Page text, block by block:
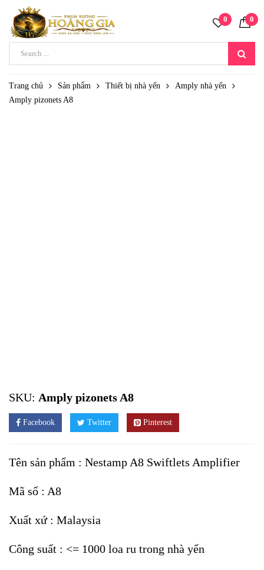
0 0
Trang chủ Sản phẩm Thiết bị nhà yến
Amply nhà yến
Amply pizonets A8
SKU: Amply pizonets A8
Facebook Twitter Pinterest
Tên sản phẩm : Nestamp A8 Swiftlets Amplifier
Mã số : A8
Xuất xứ : Malaysia
Công suất : <= 1000 loa ru trong nhà yến